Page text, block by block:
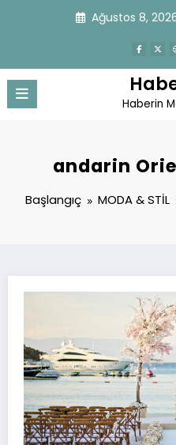
Ağustos 8,
Haberin
andarin
Başlangıç MODA & STİL